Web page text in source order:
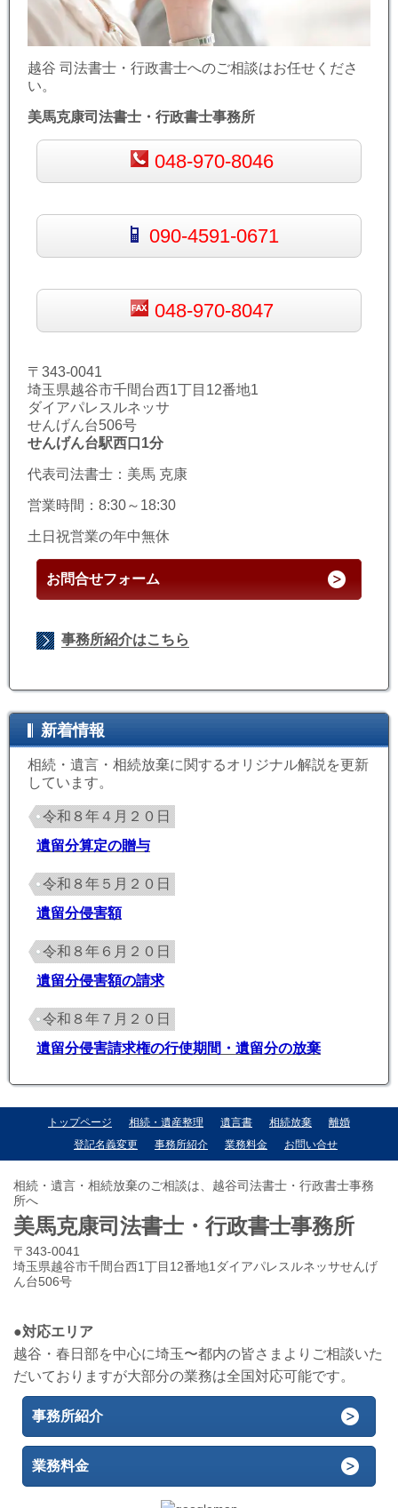
越谷 司法書士・行政書士へのご相談はお任せくださ
い。
美馬克康司法書士・行政書士事務所
048-970-8046
090-4591-0671
048-970-8047
〒343-0041
埼玉県越谷市千間台西1丁目12番地1
ダイアパレスルネッサ
せんげん台506号
せんげん台駅西口1分
代表司法書士：美馬 克康
営業時間：8:30～18:30
土日祝営業の年中無休
お問合せフォーム
事務所紹介はこちら
新着情報
相続・遺言・相続放棄に関するオリジナル解説を更新
しています。
令和８年４月２０日
遺留分算定の贈与
令和８年５月２０日
遺留分侵害額
令和８年６月２０日
遺留分侵害額の請求
令和８年７月２０日
遺留分侵害請求権の行使期間・遺留分の放棄
トップページ 相続・遺産整理 遺言書 相続放棄
離婚
登記名義変更
事務所紹介 業務料金 お問い合せ
相続・遺言・相続放棄のご相談は、越谷司法書士・行政書士事務
所へ
美馬克康司法書士・行政書士事務所
〒343-0041
埼玉県越谷市千間台西1丁目12番地1ダイアパレスルネッサせんげ
ん台506号
●対応エリア
越谷・春日部を中心に埼玉〜都内の皆さまよりご相談いた
だいておりますが大部分の業務は全国対応可能です。
事務所紹介
業務料金